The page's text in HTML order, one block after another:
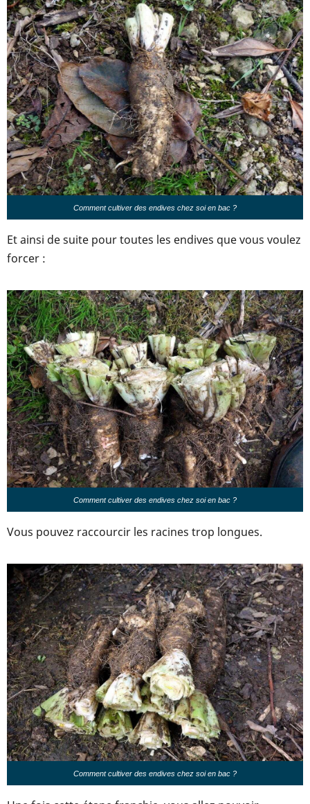
Comment cultiver des endives chez soi en bac ?
Et ainsi de suite pour toutes les endives que vous voulez
forcer :
Comment cultiver des endives chez soi en bac ?
Vous pouvez raccourcir les racines trop longues.
Comment cultiver des endives chez soi en bac ?